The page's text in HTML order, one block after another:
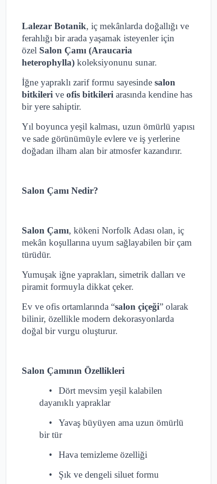
Lalezar Botanik, iç mekânlarda doğallığı ve
ferahlığı bir arada yaşamak isteyenler için
özel Salon Çamı (Araucaria
heterophylla) koleksiyonunu sunar.
İğne yapraklı zarif formu sayesinde salon
bitkileri ve ofis bitkileri arasında kendine has
bir yere sahiptir.
Yıl boyunca yeşil kalması, uzun ömürlü yapısı
ve sade görünümüyle evlere ve iş yerlerine
doğadan ilham alan bir atmosfer kazandırır.
Salon Çamı Nedir?
Salon Çamı, kökeni Norfolk Adası olan, iç
mekân koşullarına uyum sağlayabilen bir çam
türüdür.
Yumuşak iğne yaprakları, simetrik dalları ve
piramit formuyla dikkat çeker.
Ev ve ofis ortamlarında “salon çiçeği” olarak
bilinir, özellikle modern dekorasyonlarda
doğal bir vurgu oluşturur.
Salon Çamının Özellikleri
•
Dört mevsim yeşil kalabilen
dayanıklı yapraklar
•
Yavaş büyüyen ama uzun ömürlü
bir tür
•
Hava temizleme özelliği
•
Şık ve dengeli siluet formu